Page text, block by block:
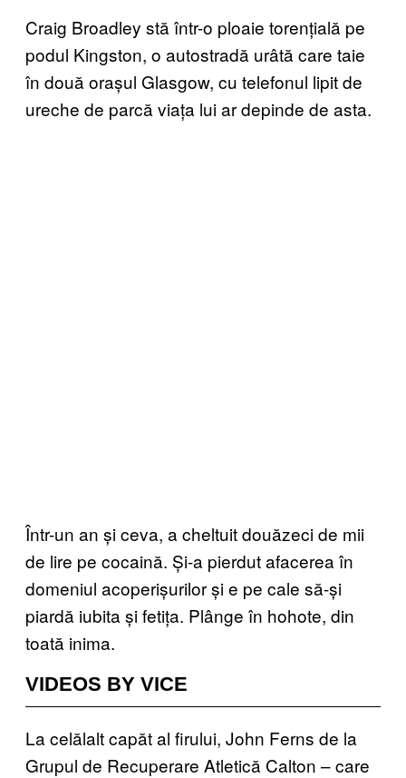
Craig Broadley stă într-o ploaie torențială pe
podul Kingston, o autostradă urâtă care taie
în două orașul Glasgow, cu telefonul lipit de
ureche de parcă viața lui ar depinde de asta.
Într-un an și ceva, a cheltuit douăzeci de mii
de lire pe cocaină. Și-a pierdut afacerea în
domeniul acoperișurilor și e pe cale să-și
piardă iubita și fetița. Plânge în hohote, din
toată inima.
VIDEOS BY VICE
La celălalt capăt al firului, John Ferns de la
Grupul de Recuperare Atletică Calton – care